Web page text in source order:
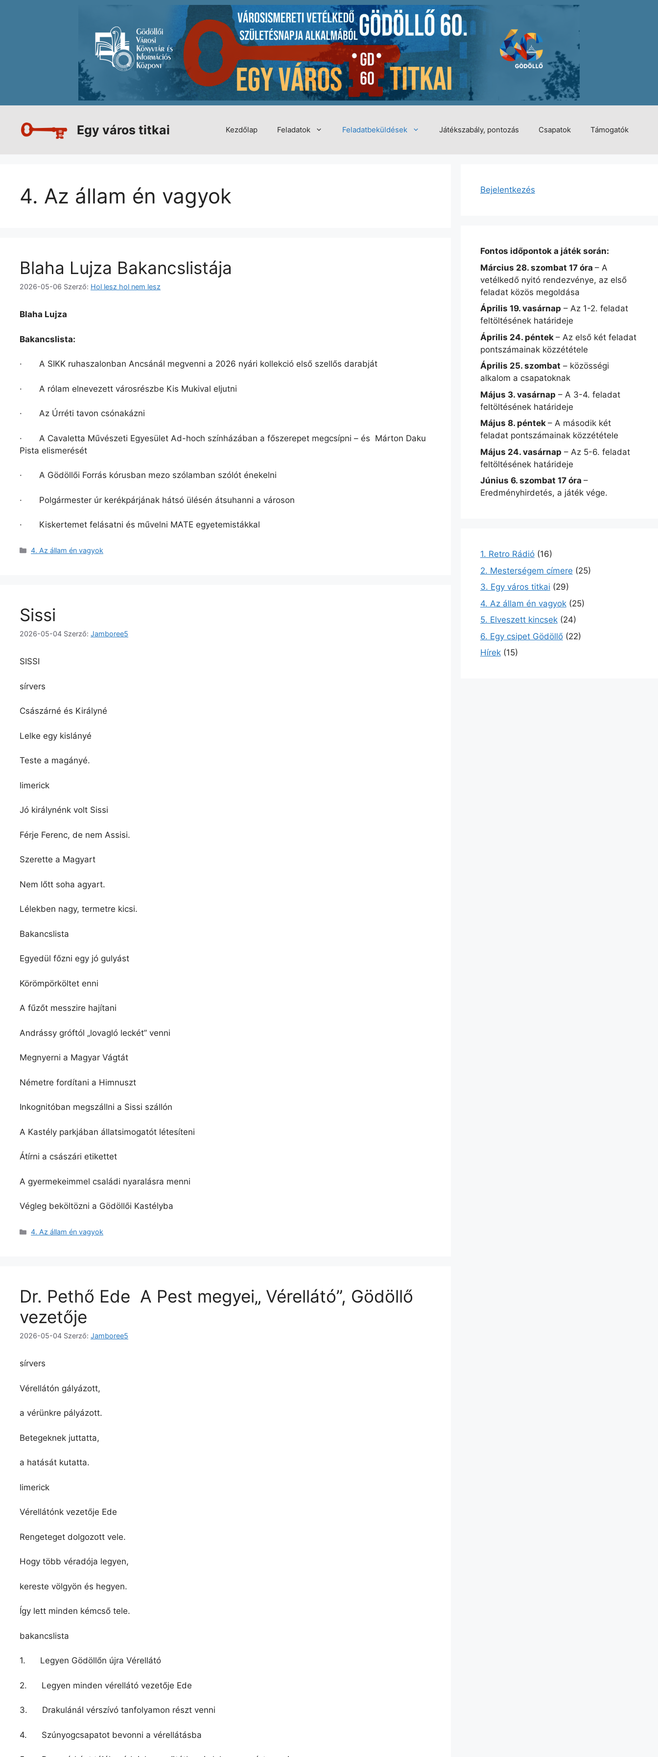
Egy város titkai Kezdőlap Feladatok Feladatbeküldések Játékszabály, pontozás Csapatok Támogatók
4. Az állam én vagyok
Blaha Lujza Bakancslistája
2026-05-06 Szerző: Hol lesz hol nem lesz
Blaha Lujza
Bakancslista:
· A SIKK ruhaszalonban Ancsánál megvenni a 2026 nyári kollekció első szellős darabját
· A rólam elnevezett városrészbe Kis Mukival eljutni
· Az Úrréti tavon csónakázni
· A Cavaletta Művészeti Egyesület Ad-hoch színházában a főszerepet megcsípni – és Márton Daku
Pista elismerését
· A Gödöllői Forrás kórusban mezo szólamban szólót énekelni
· Polgármester úr kerékpárjának hátsó ülésén átsuhanni a városon
· Kiskertemet felásatni és művelni MATE egyetemistákkal
Kategória
4. Az állam én vagyok
Sissi
2026-05-04 Szerző: Jamboree5
SISSI
sírvers
Császárné és Királyné
Lelke egy kislányé
Teste a magányé.
limerick
Jó királynénk volt Sissi
Férje Ferenc, de nem Assisi.
Szerette a Magyart
Nem lőtt soha agyart.
Lélekben nagy, termetre kicsi.
Bakancslista
Egyedül főzni egy jó gulyást
Körömpörköltet enni
A fűzőt messzire hajítani
Andrássy gróftól „lovagló leckét” venni
Megnyerni a Magyar Vágtát
Németre fordítani a Himnuszt
Inkognitóban megszállni a Sissi szállón
A Kastély parkjában állatsimogatót létesíteni
Átírni a császári etikettet
A gyermekeimmel családi nyaralásra menni
Végleg beköltözni a Gödöllői Kastélyba
Kategória
4. Az állam én vagyok
Dr. Pethő Ede A Pest megyei„ Vérellátó”, Gödöllő
vezetője
2026-05-04 Szerző: Jamboree5
sírvers
Vérellátón gályázott,
a vérünkre pályázott.
Betegeknek juttatta,
a hatását kutatta.
limerick
Vérellátónk vezetője Ede
Rengeteget dolgozott vele.
Hogy több véradója legyen,
kereste völgyön és hegyen.
Így lett minden kémcső tele.
bakancslista
1. Legyen Gödöllőn újra Vérellátó
2. Legyen minden vérellátó vezetője Ede
3. Drakulánál vérszívó tanfolyamon részt venni
4. Szúnyogcsapatot bevonni a vérellátásba
Bejelentkezés
Fontos időpontok a játék során:
Március 28. szombat 17 óra – A
vetélkedő nyitó rendezvénye, az első
feladat közös megoldása
Április 19. vasárnap – Az 1-2. feladat
feltöltésének határideje
Április 24. péntek – Az első két feladat
pontszámainak közzététele
Április 25. szombat – közösségi
alkalom a csapatoknak
Május 3. vasárnap – A 3-4. feladat
feltöltésének határideje
Május 8. péntek – A második két
feladat pontszámainak közzététele
Május 24. vasárnap – Az 5-6. feladat
feltöltésének határideje
Június 6. szombat 17 óra –
Eredményhirdetés, a játék vége.
1. Retro Rádió(16)
2. Mesterségem címere (25)
3. Egy város titkai (29)
4. Az állam én vagyok(25)
5. Elveszett kincsek(24)
6. Egy csipet Gödöllő(22)
Hírek(15)